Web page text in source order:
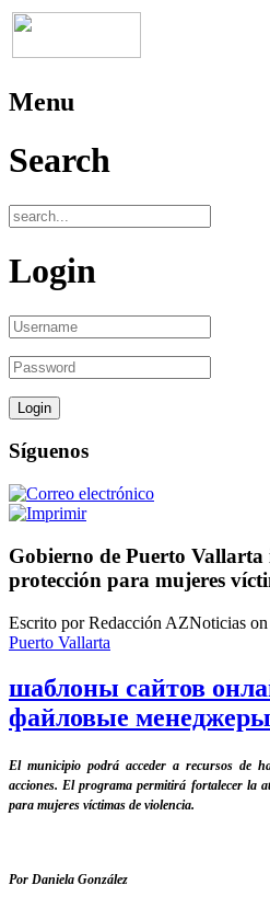
Menu
Search
Login
Síguenos
Gobierno de Puerto Vallarta
protección para mujeres
Escrito por Redacción AZNoticias on
Puerto Vallarta
шаблоны сайтов
файловые
El municipio podrá acceder a recursos de
acciones. El programa permitirá fortalecer la
para mujeres víctimas de violencia.
Por Daniela González